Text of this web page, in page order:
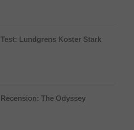
Test: Lundgrens Koster Stark
Recension: The Odyssey